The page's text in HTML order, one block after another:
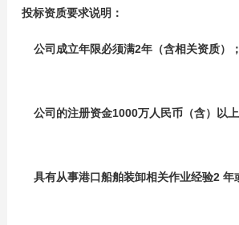
投标资质要求说明：
公司成立年限必须满2年（含相关资质）；
公司的注册资金1000万人民币（含）以上
具有从事港口船舶装卸相关作业经验2 年